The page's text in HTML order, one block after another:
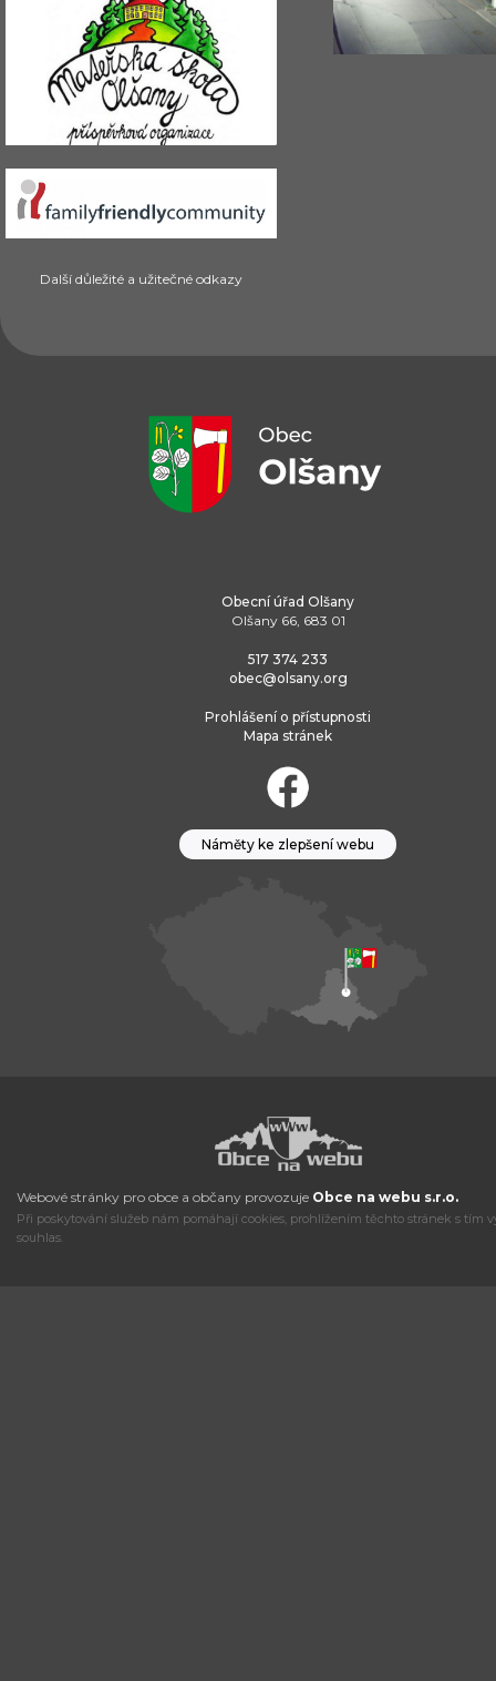
Další důležité a užitečné odkazy
Obecní úřad Olšany
Olšany 66, 683 01
517 374 233
obec@olsany.org
Prohlášení o přístupnosti
Mapa stránek
Náměty ke zlepšení webu
Webové stránky pro obce a občany provozuje Obce na webu s.r.o.
Při poskytování služeb nám pomáhají cookies, prohlížením těchto stránek s tím
souhlas.